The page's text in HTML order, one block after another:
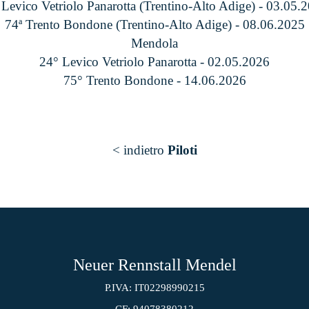
Levico Vetriolo Panarotta (Trentino-Alto Adige) -
74ª Trento Bondone (Trentino-Alto Adige) - 08.06.2025
Mendola
24° Levico Vetriolo Panarotta - 02.05.2026
75° Trento Bondone - 14.06.2026
< indietro Piloti
Neuer Rennstall Mendel
P.IVA: IT02298990215